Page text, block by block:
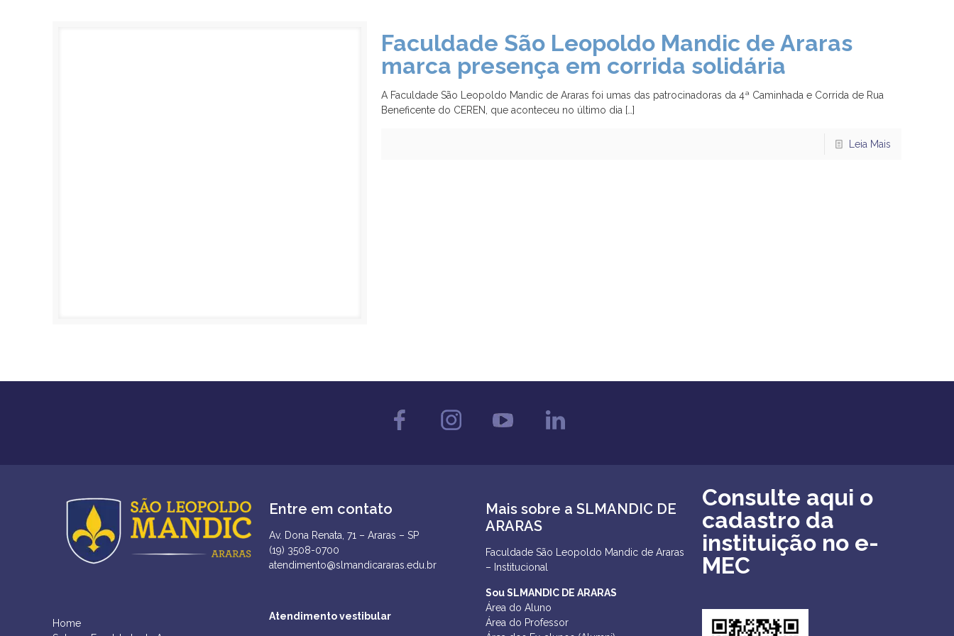
Faculdade São Leopoldo Mandic de Araras
marca presença em corrida solidária
A Faculdade São Leopoldo Mandic de Araras foi umas das patrocinadoras da 4ª Caminhada e Corrida de Rua
Beneficente do CEREN, que aconteceu no último dia […]
Leia Mais
Home
Entre em contato
Av. Dona Renata, 71 – Araras – SP
(19) 3508-0700
atendimento@slmandicararas.edu.br
Atendimento vestibular
Mais sobre a SLMANDIC DE
ARARAS
Faculdade São Leopoldo Mandic de Araras
– Institucional
Sou SLMANDIC DE ARARAS
Área do Aluno
Área do Professor
Consulte aqui o
cadastro da
instituição no e-
MEC